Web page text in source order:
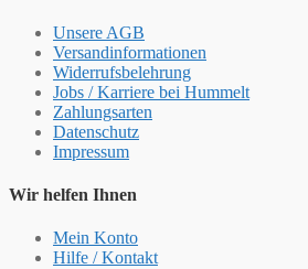
Unsere AGB
Versandinformationen
Widerrufsbelehrung
Jobs / Karriere bei Hummelt
Zahlungsarten
Datenschutz
Impressum
Wir helfen Ihnen
Mein Konto
Hilfe / Kontakt